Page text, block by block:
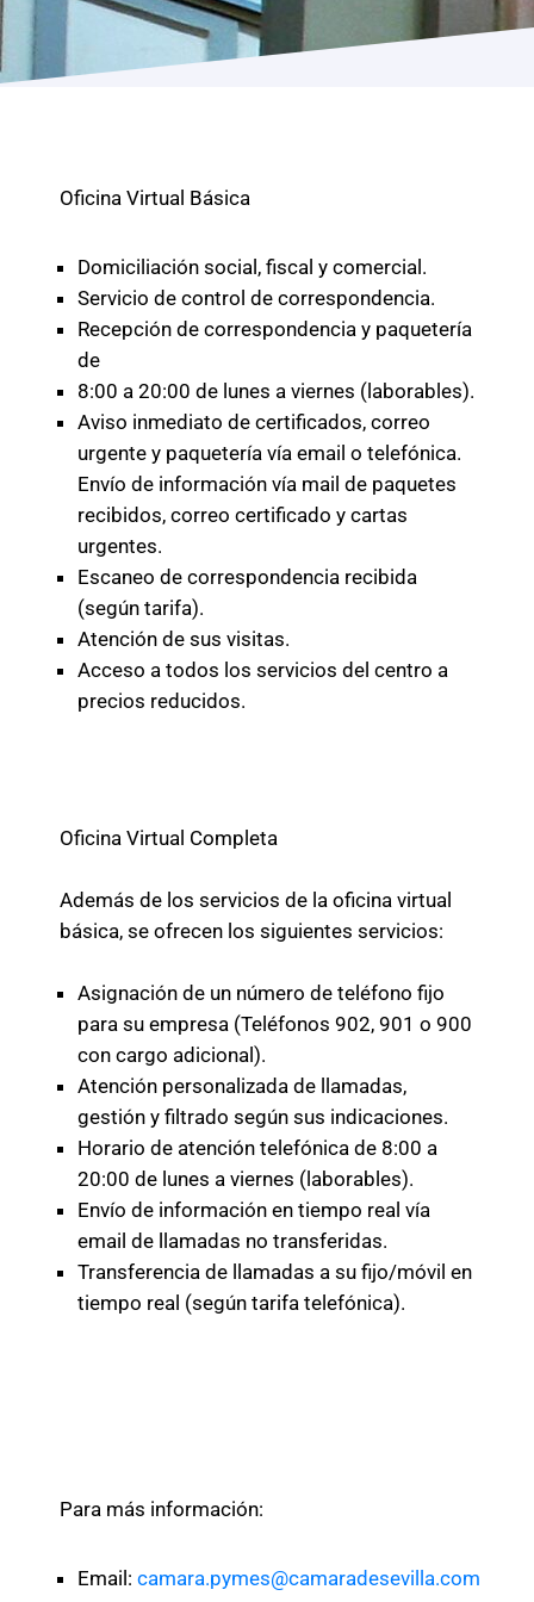
Oficina Virtual Básica
Domiciliación social, fiscal y comercial.
Servicio de control de correspondencia.
Recepción de correspondencia y paquetería
de
8:00 a 20:00 de lunes a viernes (laborables).
Aviso inmediato de certificados, correo
urgente y paquetería vía email o telefónica.
Envío de información vía mail de paquetes
recibidos, correo certificado y cartas
urgentes.
Escaneo de correspondencia recibida
(según tarifa).
Atención de sus visitas.
Acceso a todos los servicios del centro a
precios reducidos.
Oficina Virtual Completa
Además de los servicios de la oficina virtual
básica, se ofrecen los siguientes servicios:
Asignación de un número de teléfono fijo
para su empresa (Teléfonos 902, 901 o 900
con cargo adicional).
Atención personalizada de llamadas,
gestión y filtrado según sus indicaciones.
Horario de atención telefónica de 8:00 a
20:00 de lunes a viernes (laborables).
Envío de información en tiempo real vía
email de llamadas no transferidas.
Transferencia de llamadas a su fijo/móvil en
tiempo real (según tarifa telefónica).
Para más información:
Email: camara.pymes@camaradesevilla.com